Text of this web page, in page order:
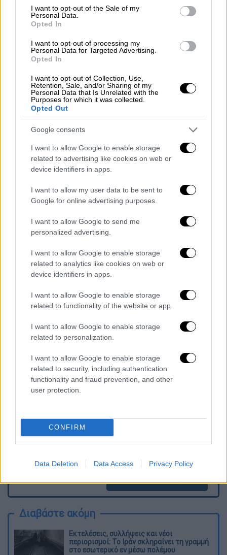
consent section.
I want to opt-out of the Sale of my
Personal Data.
Opted In
I want to opt-out of processing my
Personal Data for Targeted Advertising.
Opted In
I want to opt-out of Collection, Use,
Retention, Sale, and/or Sharing of my
Personal Data that Is Unrelated with the
Purposes for which it was collected.
Opted Out
Google consents
I want to allow Google to enable storage
related to advertising like cookies on web or
device identifiers in apps.
I want to allow my user data to be sent to
Google for online advertising purposes.
I want to allow Google to send me
personalized advertising.
I want to allow Google to enable storage
related to analytics like cookies on web or
device identifiers in apps.
I want to allow Google to enable storage
related to functionality of the website or app.
I want to allow Google to enable storage
related to personalization.
I want to allow Google to enable storage
related to security, including authentication
functionality and fraud prevention, and other
user protection.
CONFIRM
Data Deletion Data Access Privacy Policy
διασυνδεδεμένων με αυτήν νησιών.
02:00-08:00 και 15:30-17:30, για τους
πελάτες των μη διασυνδεδεμένων
νησιών.
Καταναλωτές που επιθυμούν περαιτέρω
ενημέρωση για το θέμα αυτό, μπορούν να
λάβουν πληροφορίες από τον Προμηθευτή
τους.
Για τους πελάτες που
τιμολόγιομε χρονοχρέωση (μειωμένο
νυχτερινό) συνεχούς ωραρίου, ισχύει το
υφιστάμενο ωράριο 23:00 έως 07:00.
Σημειώνεται ότι το συνεχές ωράριο (23:00
πλέον σε νέους καταναλωτές
εξακολουθεί να ισχύει μόνο στους
καταναλωτές οι οποίοι το έχουν ήδη. Οι
καταναλωτές που έχουν το συνεχές ωράριο
μπορούν να το αλλάξουν και να λάβουν το
τμηματικό, εφόσον το επιθυμούν, δεν
μπορούν, όμως, να επανέλθουν στο συνεχές
Τα σχολιά σας δημοσιεύονται άμεσα με δική σας ευθύνη. Το
ΕΘΝΟΣ θα παρεμβαίνει και τα προσβλητικά σχόλια θα
Διαβάστε ακόμη
Εκτελέσεις, συλλήψεις και νέοι
περιορισμοί: Το Ιράν σκληραίνει τη γραμμή
στο εσωτερικό εν μέσω πολέμου